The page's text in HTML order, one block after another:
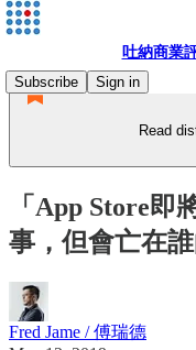
吐納商業
Subscribe
Sign in
Read
「App Store即
事，但會亡在
Fred Jame / 傅瑞德